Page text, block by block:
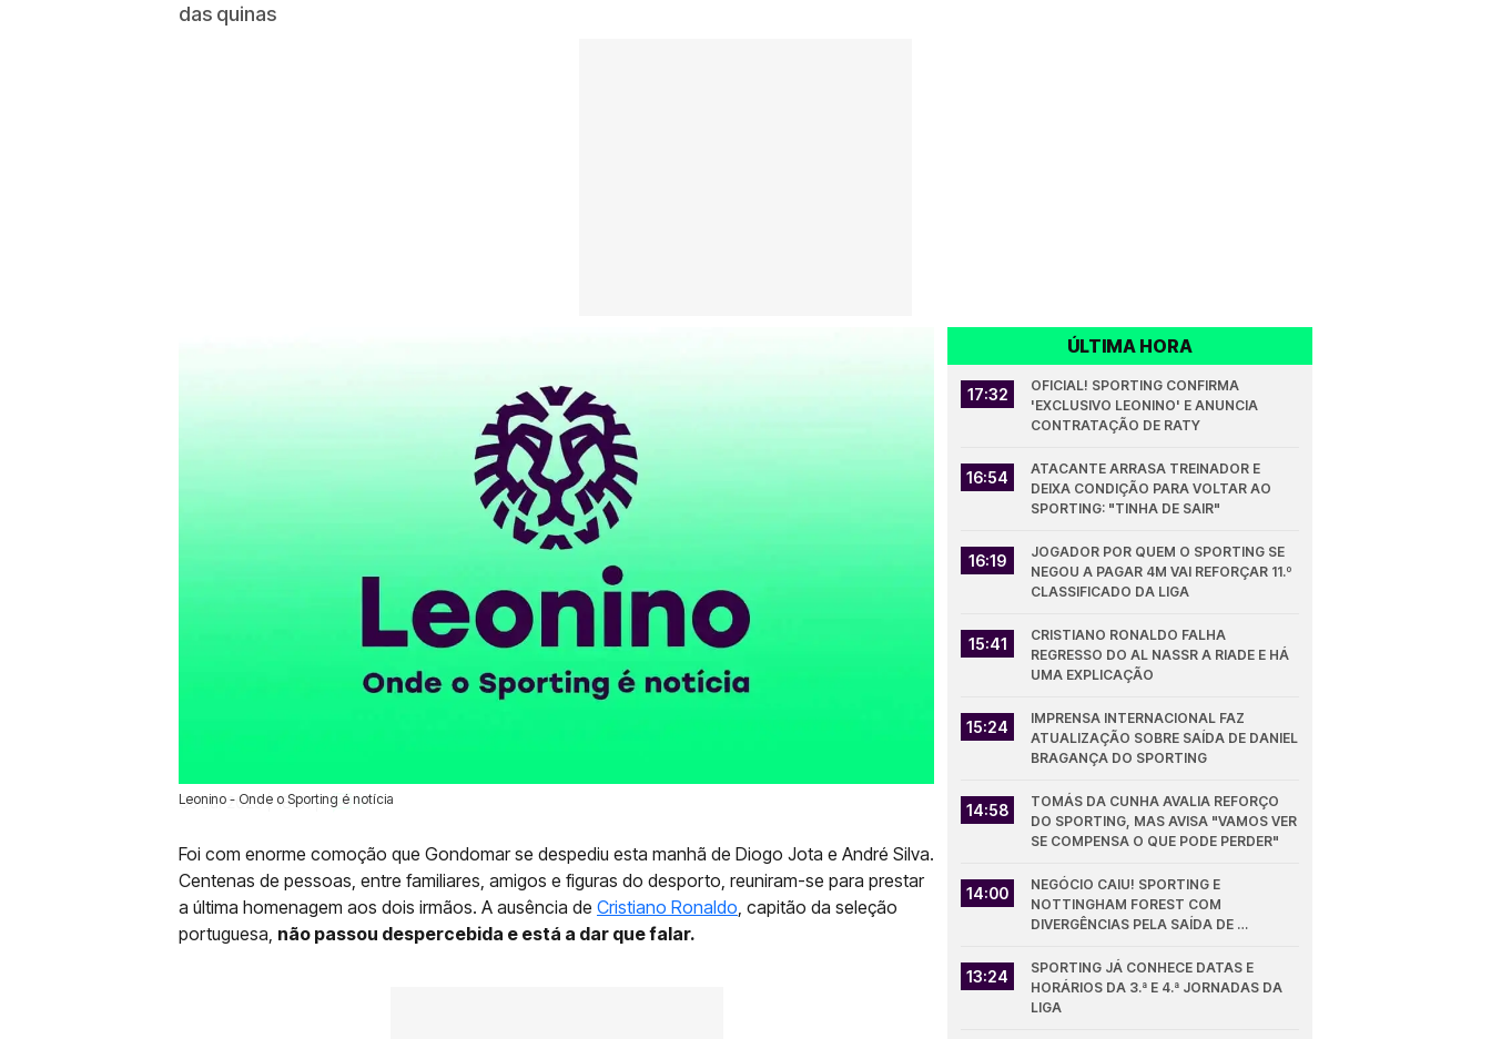
das quinas
Leonino - Onde o Sporting é notícia
05 Jul 2025 | 18:31 | 0
Foi com enorme comoção que Gondomar se despediu esta manhã de Diogo Jota e André Silva.
Centenas de pessoas, entre familiares, amigos e figuras do desporto, reuniram-se para prestar
a última homenagem aos dois irmãos. A ausência de Cristiano Ronaldo , capitão da seleção
portuguesa, não passou despercebida e está a dar que falar.
ÚLTIMA HORA
17:32
OFICIAL! SPORTING CONFIRMA
'EXCLUSIVO LEONINO' E ANUNCIA
CONTRATAÇÃO DE RATY
16:54
ATACANTE ARRASA TREINADOR E
DEIXA CONDIÇÃO PARA VOLTAR AO
SPORTING: "TINHA DE SAIR"
16:19
JOGADOR POR QUEM O SPORTING SE
NEGOU A PAGAR 4M VAI REFORÇAR 11.º
CLASSIFICADO DA LIGA
15:41
CRISTIANO RONALDO FALHA
REGRESSO DO AL NASSR A RIADE E HÁ
UMA EXPLICAÇÃO
15:24
IMPRENSA INTERNACIONAL FAZ
ATUALIZAÇÃO SOBRE SAÍDA DE DANIEL
BRAGANÇA DO SPORTING
14:58
TOMÁS DA CUNHA AVALIA REFORÇO
DO SPORTING, MAS AVISA "VAMOS VER
SE COMPENSA O QUE PODE PERDER"
14:00
NEGÓCIO CAIU! SPORTING E
NOTTINGHAM FOREST COM
DIVERGÊNCIAS PELA SAÍDA DE
13:24
SPORTING JÁ CONHECE DATAS E
HORÁRIOS DA 3.ª E 4.ª JORNADAS DA
LIGA